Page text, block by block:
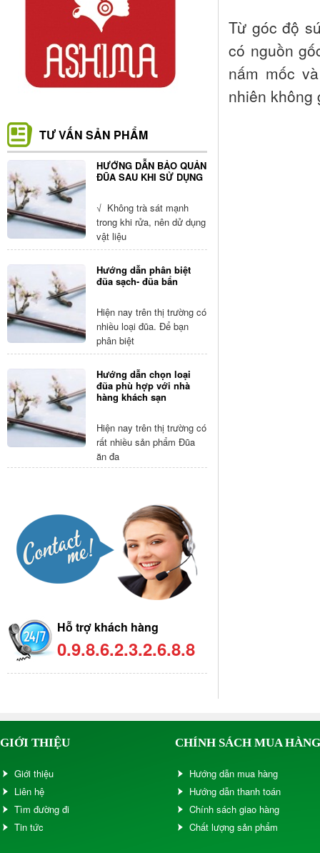
Từ góc độ
có nguồn
nấm mốc
nhiên không
TƯ VẤN SẢN PHẨM
HƯỚNG DẪN BẢO QUẢN
ĐŨA SAU KHI SỬ DỤNG
√ Không trà sát mạnh
trong khi rửa, nên dử dụng
vật liệu
Hướng dẫn phân biệt
đũa sạch- đũa bẩn
Hiện nay trên thị trường có
nhiều loại đũa. Để bạn
phân biệt
Hướng dẫn chọn loại
đũa phù hợp với nhà
hàng khách sạn
Hiện nay trên thị trường có
rất nhiều sản phẩm Đũa
ăn đa
Hỗ trợ khách hàng
0.9.8.6.2.3.2.6.8.8
GIỚI THIỆU
Giới thiệu
Liên hệ
Tìm đường đi
Tin tức
CHÍNH SÁCH MUA HÀNG
Hướng dẫn mua hàng
Hướng dẫn thanh toán
Chính sách giao hàng
Chất lượng sản phẩm